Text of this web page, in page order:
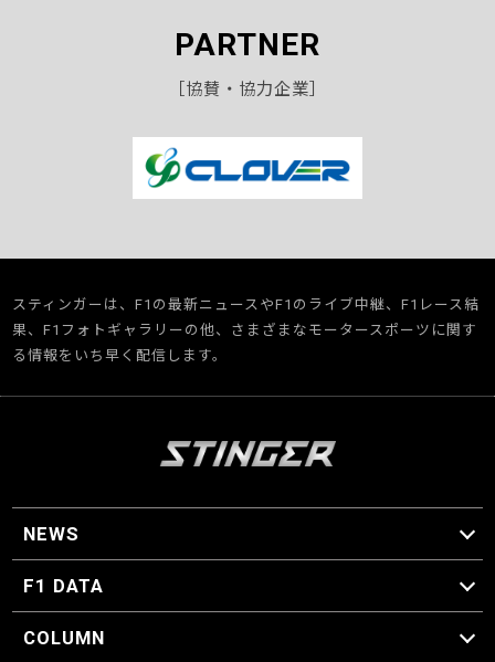
PARTNER
［協賛・協力企業］
スティンガーは、F1の最新ニュースやF1のライブ中継、F1レース結
果、F1フォトギャラリーの他、さまざまなモータースポーツに関す
る情報をいち早く配信します。
NEWS
F1 ニュース
F1 DATA
F1 日程
F1 データ
COLUMN